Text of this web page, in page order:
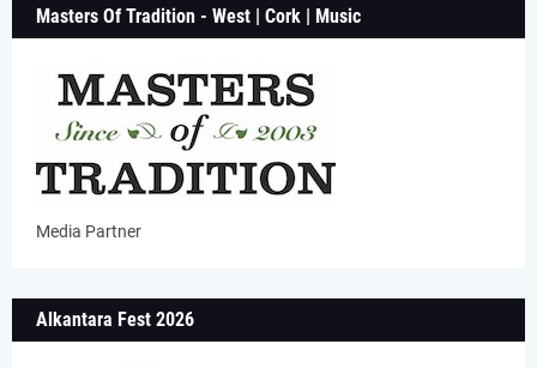
Masters Of Tradition - West | Cork | Music
Media Partner
Alkantara Fest 2026